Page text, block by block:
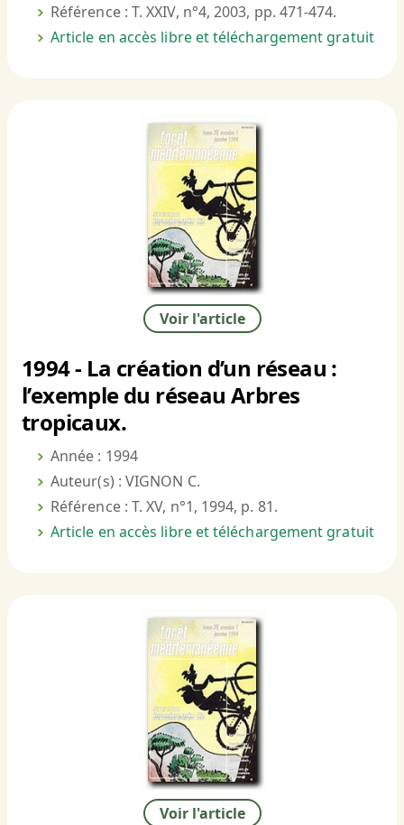
Référence : T. XXIV, n°4, 2003, pp. 471-474.
Article en accès libre et téléchargement gratuit
Voir l'article
1994 - La création d’un réseau :
l’exemple du réseau Arbres
tropicaux.
Année : 1994
Auteur(s) : VIGNON C.
Référence : T. XV, n°1, 1994, p. 81.
Article en accès libre et téléchargement gratuit
Voir l'article